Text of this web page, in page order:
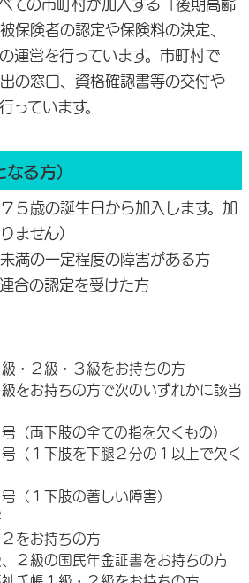
ての市町村が加入する「後期高齢
保険者の認定や保険料の決定、
運営を行っています。市町村で
の窓口、資格確認書等の交付や
っています。
る方）
５歳の誕生日から加入します。加
ません）
満の一定程度の障害がある方
合の認定を受けた方
・２級・３級をお持ちの方
をお持ちの方で次のいずれかに該当
両下肢の全ての指を欠くもの）
１下肢を下腿２分の１以上で欠く
１下肢の著しい障害）
をお持ちの方
２級の国民年金証書をお持ちの方